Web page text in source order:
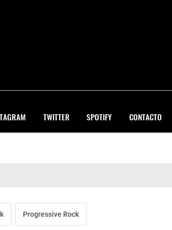
TWITTER SPOTIFY CONTACTO
Progressive Rock